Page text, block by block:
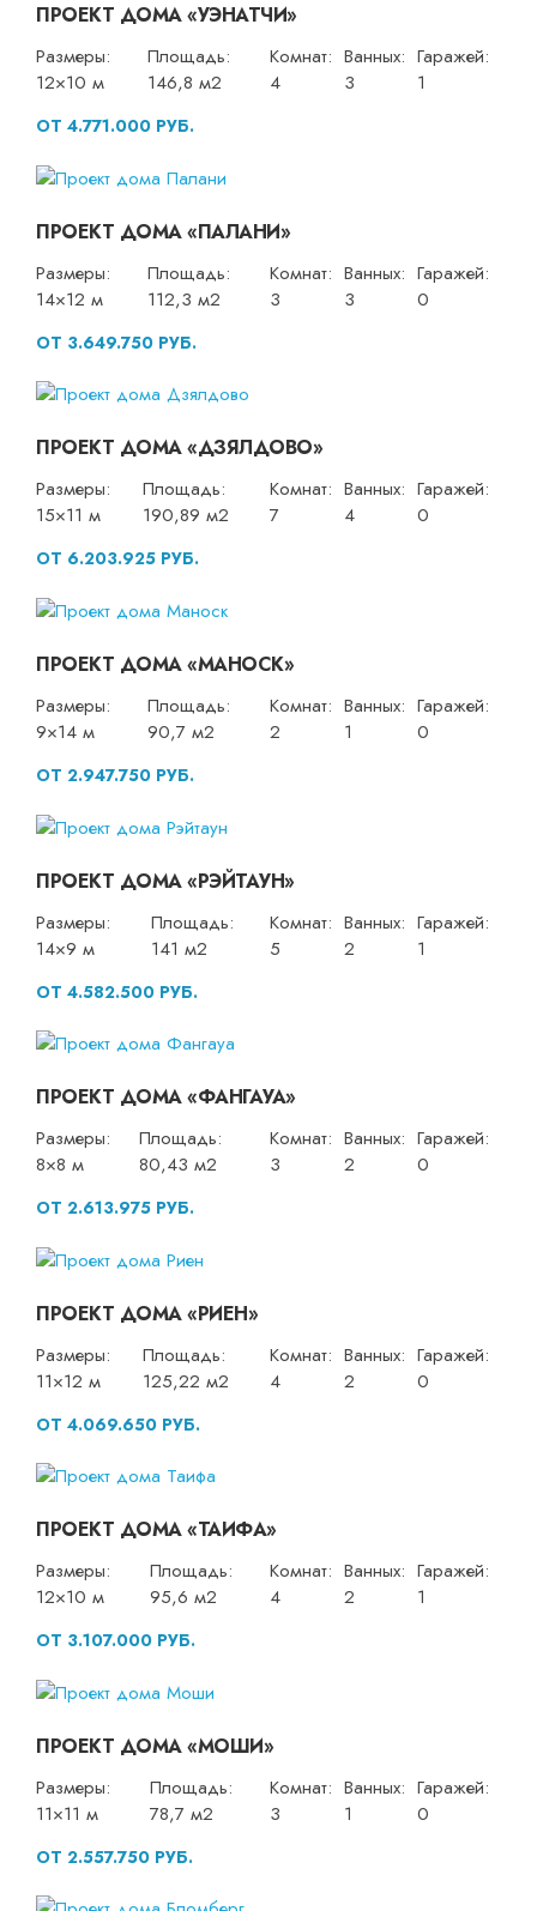
ПРОЕКТ ДОМА «УЭНАТЧИ»
Размеры:
12×10 м
Площадь:
146,8 м2
Комнат:
4
Ванных:
3
Гаражей:
1
ОТ 4.771.000 РУБ.
ПРОЕКТ ДОМА «ПАЛАНИ»
Размеры:
14×12 м
Площадь:
112,3 м2
Комнат:
3
Ванных:
3
Гаражей:
0
ОТ 3.649.750 РУБ.
ПРОЕКТ ДОМА «ДЗЯЛДОВО»
Размеры:
15×11 м
Площадь:
190,89 м2
Комнат:
7
Ванных:
4
Гаражей:
0
ОТ 6.203.925 РУБ.
ПРОЕКТ ДОМА «МАНОСК»
Размеры:
9×14 м
Площадь:
90,7 м2
Комнат:
2
Ванных:
1
Гаражей:
0
ОТ 2.947.750 РУБ.
ПРОЕКТ ДОМА «РЭЙТАУН»
Размеры:
14×9 м
Площадь:
141 м2
Комнат:
5
Ванных:
2
Гаражей:
1
ОТ 4.582.500 РУБ.
ПРОЕКТ ДОМА «ФАНГАУА»
Размеры:
8×8 м
Площадь:
80,43 м2
Комнат:
3
Ванных:
2
Гаражей:
0
ОТ 2.613.975 РУБ.
ПРОЕКТ ДОМА «РИЕН»
Размеры:
11×12 м
Площадь:
125,22 м2
Комнат:
4
Ванных:
2
Гаражей:
0
ОТ 4.069.650 РУБ.
ПРОЕКТ ДОМА «ТАИФА»
Размеры:
12×10 м
Площадь:
95,6 м2
Комнат:
4
Ванных:
2
Гаражей:
1
ОТ 3.107.000 РУБ.
ПРОЕКТ ДОМА «МОШИ»
Размеры:
11×11 м
Площадь:
78,7 м2
Комнат:
3
Ванных:
1
Гаражей:
0
ОТ 2.557.750 РУБ.